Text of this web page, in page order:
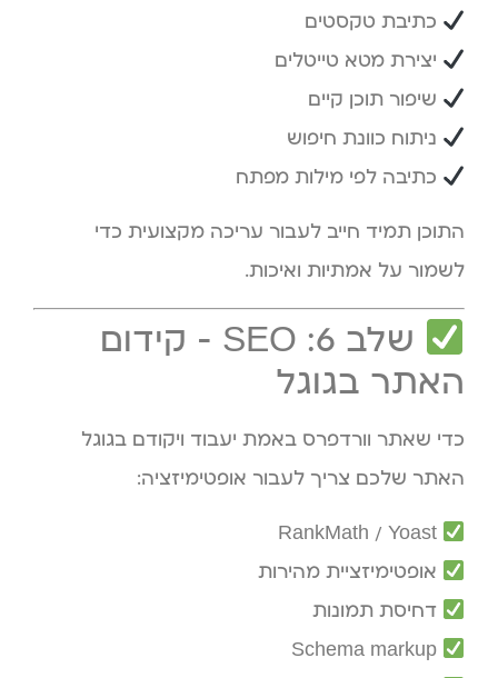
כתיבת טקסטים
יצירת מטא טייטלים
שיפור תוכן קיים
ניתוח כוונת חיפוש
כתיבה לפי מילות מפתח
התוכן תמיד חייב לעבור עריכה מקצועית כדי
לשמור על אמתיות ואיכות.
שלב 6: SEO – קידום
האתר בגוגל
כדי שאתר וורדפרס באמת יעבוד ויקודם בגוגל
האתר שלכם צריך לעבור אופטימיזציה:
RankMath / Yoast
אופטימיזציית מהירות
דחיסת תמונות
Schema markup